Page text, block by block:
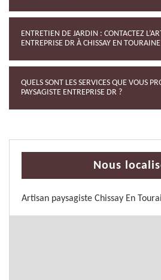
ENTRETIEN DE JARDIN : CONTACTEZ
ENTREPRISE DR À CHISSAY EN TOURAINE
QUELS SONT LES SERVICES QUE VOUS
PAYSAGISTE ENTREPRISE DR ?
Nous
Artisan paysagiste Chissay En